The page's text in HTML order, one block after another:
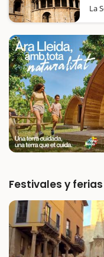
La
Festivales y